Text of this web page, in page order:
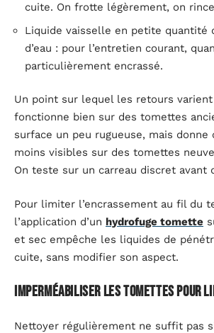
cuite. On frotte légèrement, on rince
Liquide vaisselle en petite quantité
d’eau : pour l’entretien courant,
particulièrement encrassé.
Un point sur lequel les retours varient
fonctionne bien sur des tomettes
surface un peu rugueuse, mais donne
moins visibles sur des tomettes
On teste sur un carreau discret avant
Pour limiter l’encrassement au fil du
l’application d’un hydrofuge tomette
et sec empêche les liquides de
cuite, sans modifier son aspect.
Imperméabiliser les tomettes pour
Nettoyer régulièrement ne suffit pas